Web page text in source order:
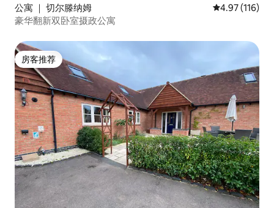
公寓 ｜ 切尔滕纳姆 平均评分 4.97
4.97 (116)
豪华翻新双卧室摄政公寓
房客推荐
房客推荐